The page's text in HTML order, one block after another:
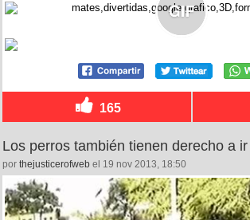
165
Los perros también tienen derecho a
por thejusticerofweb el 19 nov 2013, 18:50